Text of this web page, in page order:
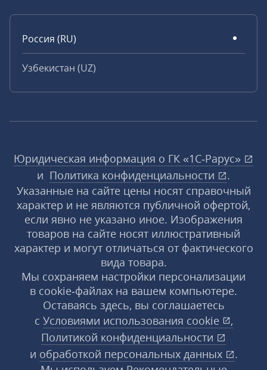
Россия (RU)
Узбекистан (UZ)
Юридическая информация о ГК «1С‑Рарус»
и Политика конфиденциальности
.
Указанные на сайте цены носят справочный
характер и не являются публичной офертой,
если явно не указано иное. Изображения
товаров на сайте носят иллюстративный
характер и могут отличаться от фактического
вида товара.
Мы сохраняем настройки персонализации
в cookie‑файлах на вашем компьютере.
Оставаясь здесь, вы соглашаетесь
с Условиями использования cookie
,
Политикой конфиденциальности
и обработкой персональных данных
.